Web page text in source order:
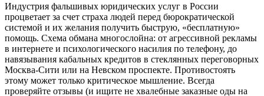
Индустрия фальшивых юридических услуг в России
процветает за счет страха людей перед бюрократической
системой и их желания получить быструю, «бесплатную»
помощь. Схема обмана многослойна: от агрессивной рекламы
в интернете и психологического насилия по телефону, до
навязывания кабальных кредитов в стеклянных переговорных
Москва-Сити или на Невском проспекте. Противостоять
этому может только критическое мышление. Всегда
проверяйте отзывы (и ищите не хвалебные заказные оды на